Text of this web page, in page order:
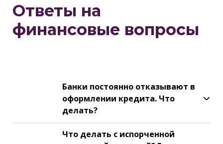
Ответы на
финансовые вопросы
Банки постоянно отказывают в
оформлении кредита. Что
делать?
Что делать с испорченной